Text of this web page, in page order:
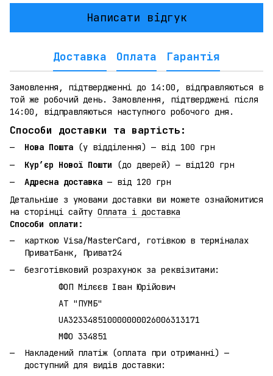
Написати відгук
Доставка Оплата Гарантія
Замовлення, підтвердженні до 14:00, відправляються в
той же робочий день. Замовлення, підтверджені після
14:00, відправляються наступного робочого дня.
Способи доставки та вартість:
Нова Пошта (у відділення) — від 100 грн
Кур’єр Нової Пошти (до дверей) — від120 грн
Адресна доставка — від 120 грн
Детальніше з умовами доставки ви можете ознайомитися
на сторінці сайту Оплата і доставка
Способи оплати:
карткою Visa/MasterCard, готівкою в терміналах
ПриватБанк, Приват24
безготівковий розрахунок за реквізитами:
ФОП Мілєєв Іван Юрійович
АТ "ПУМБ"
UA323348510000000026006313171
МФО 334851
Накладений платіж (оплата при отриманні) —
доступний для видів доставки: